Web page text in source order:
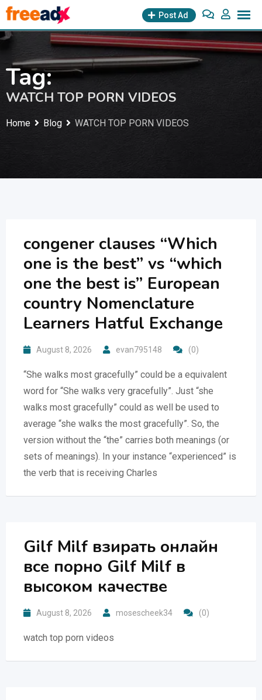
Skip
to
content
Post Ad
Tag:
WATCH TOP PORN VIDEOS
Home Blog WATCH TOP PORN VIDEOS
congener clauses “Which
one is the best” vs “which
one the best is” European
country Nomenclature
Learners Hatful Exchange
August 8, 2026 evan795148 (0)
“She walks most gracefully” could be a equivalent
word for “She walks very gracefully”. Just “she
walks most gracefully” could as well be used to
average “she walks the most gracefully”. So, the
version without the “the” carries both meanings (or
sets of meanings). In your instance “experienced” is
the verb that is receiving Charles
Gilf Milf взирать онлайн
все порно Gilf Milf в
высоком качестве
August 8, 2026 mosescheek34 (0)
watch top porn videos